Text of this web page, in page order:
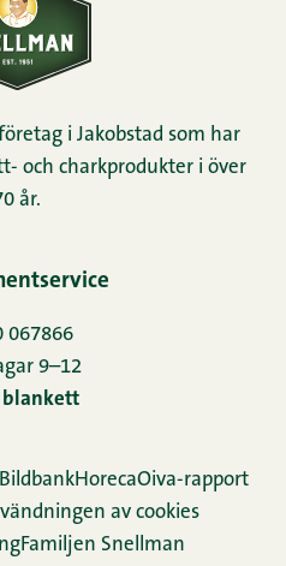
i Jakobstad som har
och charkprodukter i över
år.
067866
9–12
blankett
HorecaOiva-rapport
av cookies
Familjen Snellman